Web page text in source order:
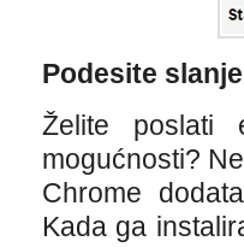
Podesite
Želite poslati
mogućnosti?
Chrome
Kada ga